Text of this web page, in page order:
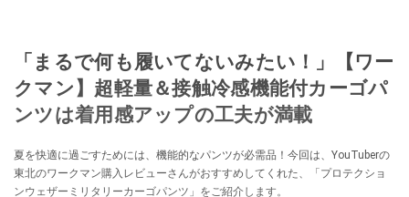
「まるで何も履いてないみたい！」【ワー
クマン】超軽量＆接触冷感機能付カーゴパ
ンツは着用感アップの工夫が満載
夏を快適に過ごすためには、機能的なパンツが必需品！今回は、YouTuberの
東北のワークマン購入レビューさんがおすすめしてくれた、「プロテクショ
ンウェザーミリタリーカーゴパンツ」をご紹介します。